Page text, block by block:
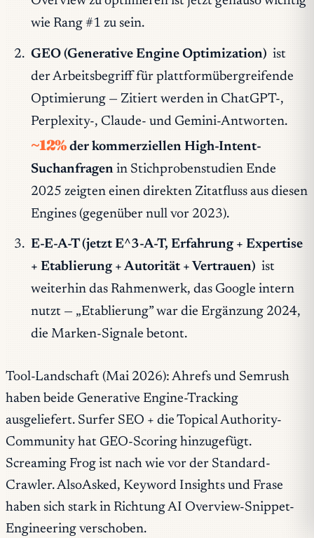
wie Rang #1 zu sein.
GEO (Generative Engine Optimization) ist
der Arbeitsbegriff für plattformübergreifende
Optimierung — Zitiert werden in ChatGPT-,
Perplexity-, Claude- und Gemini-Antworten.
~12%der kommerziellen High-Intent-
Suchanfragenin Stichprobenstudien Ende
2025 zeigten einen direkten Zitatfluss aus diesen
Engines (gegenüber null vor 2023).
E-E-A-T (jetzt E^3-A-T, Erfahrung + Expertise
+ Etablierung + Autorität + Vertrauen) ist
weiterhin das Rahmenwerk, das Google intern
nutzt — „Etablierung” war die Ergänzung 2024,
die Marken-Signale betont.
Tool-Landschaft (Mai 2026): Ahrefs und Semrush
haben beide Generative Engine-Tracking
ausgeliefert. Surfer SEO + die Topical Authority-
Community hat GEO-Scoring hinzugefügt.
Screaming Frog ist nach wie vor der Standard-
Crawler. AlsoAsked, Keyword Insights und Frase
haben sich stark in Richtung AI Overview-Snippet-
Engineering verschoben.